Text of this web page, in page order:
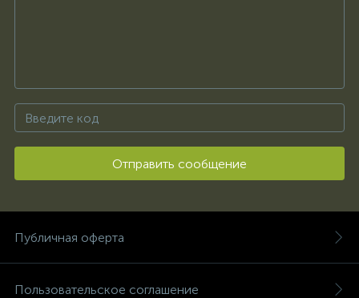
Отправить сообщение
Публичная оферта
Пользовательское соглашение